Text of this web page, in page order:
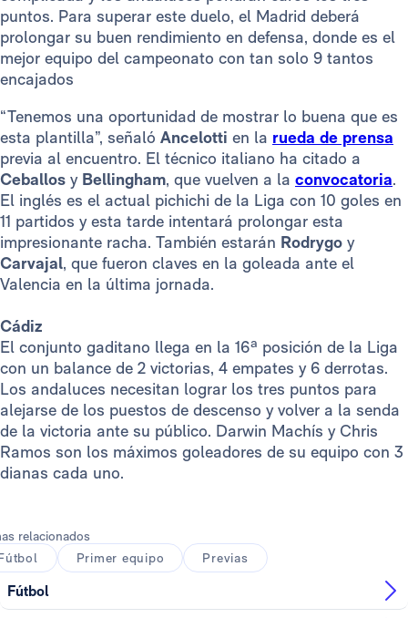
puntos. Para superar este duelo, el Madrid deberá
prolongar su buen rendimiento en defensa, donde es el
mejor equipo del campeonato con tan solo 9 tantos
encajados
“Tenemos una oportunidad de mostrar lo buena que es
esta plantilla”, señaló Ancelotti en la rueda de prensa
previa al encuentro. El técnico italiano ha citado a
Ceballos y Bellingham, que vuelven a la convocatoria.
El inglés es el actual pichichi de la Liga con 10 goles en
11 partidos y esta tarde intentará prolongar esta
impresionante racha. También estarán Rodrygo y
Carvajal, que fueron claves en la goleada ante el
Valencia en la última jornada.
Cádiz
El conjunto gaditano llega en la 16ª posición de la Liga
con un balance de 2 victorias, 4 empates y 6 derrotas.
Los andaluces necesitan lograr los tres puntos para
alejarse de los puestos de descenso y volver a la senda
de la victoria ante su público. Darwin Machís y Chris
Ramos son los máximos goleadores de su equipo con 3
dianas cada uno.
relacionados
Primer equipo Previas
Fútbol